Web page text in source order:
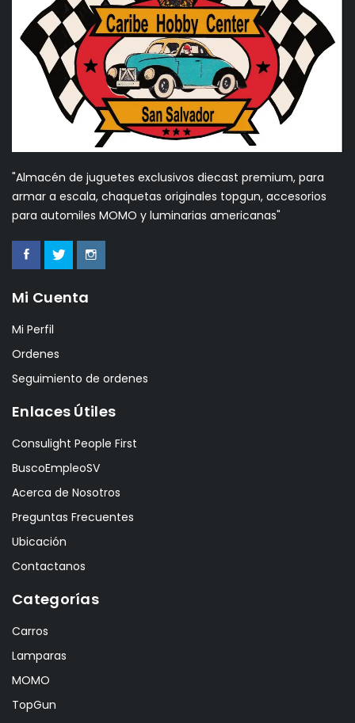
"Almacén de juguetes exclusivos diecast premium, para
armar a escala, chaquetas originales topgun, accesorios
para automiles MOMO y luminarias americanas"
Mi Cuenta
Mi Perfil
Ordenes
Seguimiento de ordenes
Enlaces Útiles
Consulight People First
BuscoEmpleoSV
Acerca de Nosotros
Preguntas Frecuentes
Ubicación
Contactanos
Categorías
Carros
Lamparas
MOMO
TopGun